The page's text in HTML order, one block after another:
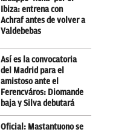
Ibiza: entrena con
Achraf antes de volver a
Valdebebas
Así es la convocatoria
del Madrid para el
amistoso ante el
Ferencváros: Diomande
baja y Silva debutará
Oficial: Mastantuono se